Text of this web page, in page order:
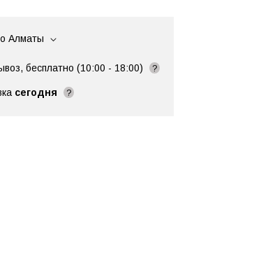
Алматы
бесплатно (10:00 - 18:00) ?
сегодня ?